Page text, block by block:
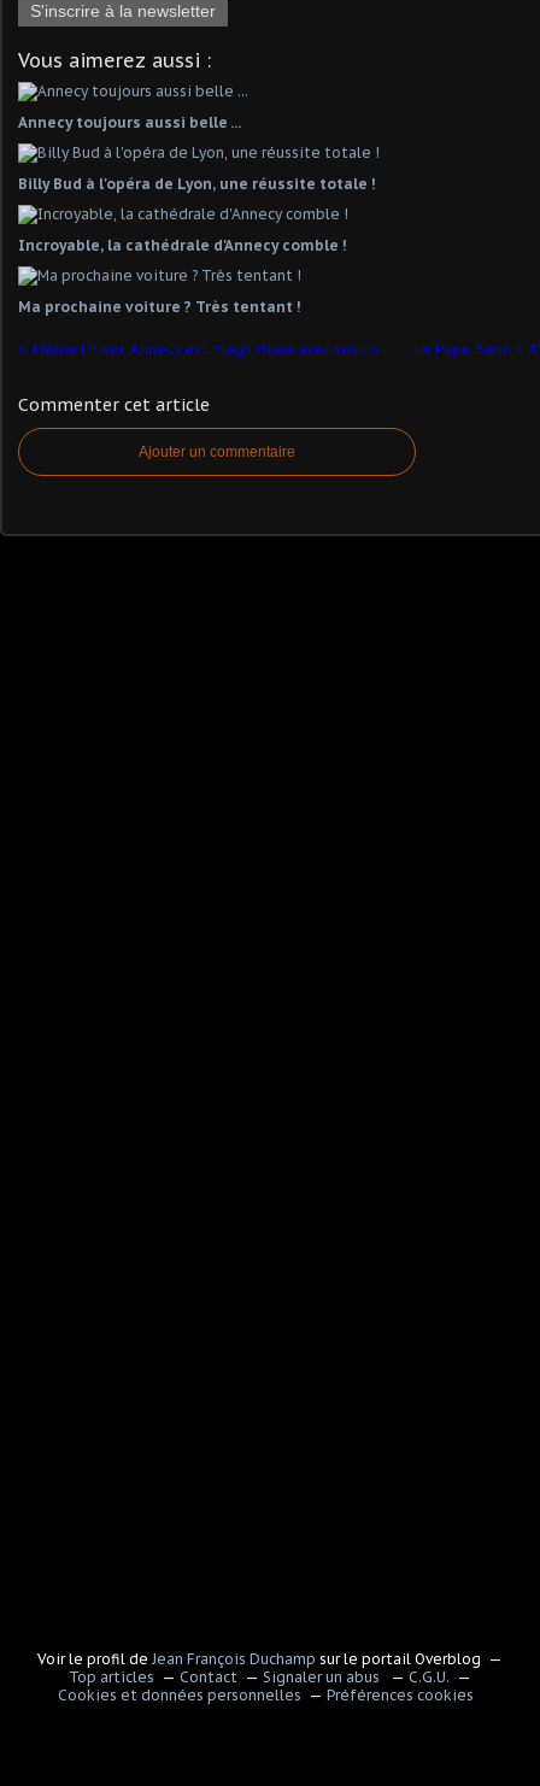
S'inscrire à la newsletter
Vous aimerez aussi :
Annecy toujours aussi belle ...
Billy Bud à l'opéra de Lyon, une réussite totale !
Incroyable, la cathédrale d'Annecy comble !
Ma prochaine voiture ? Très tentant !
Même l'hiver, Annecy est magnifique avec ses couleurs... mais surtout son lac.
Commenter cet article
Ajouter un commentaire
Voir le profil de Jean François Duchamp sur le portail Overblog
Top articles
Contact Signaler un abus
C.G.U.
Cookies et données personnelles
Préférences cookies